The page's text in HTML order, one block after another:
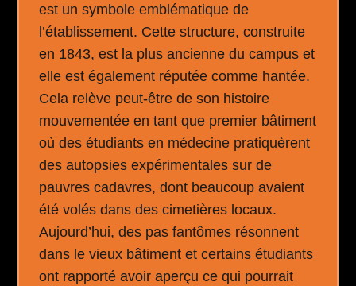
est un symbole emblématique de
l’établissement. Cette structure, construite
en 1843, est la plus ancienne du campus et
elle est également réputée comme hantée.
Cela relève peut-être de son histoire
mouvementée en tant que premier bâtiment
où des étudiants en médecine pratiquèrent
des autopsies expérimentales sur de
pauvres cadavres, dont beaucoup avaient
été volés dans des cimetières locaux.
Aujourd’hui, des pas fantômes résonnent
dans le vieux bâtiment et certains étudiants
ont rapporté avoir aperçu ce qui pourrait